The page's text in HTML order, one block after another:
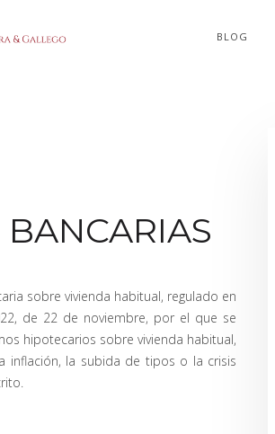
BLOG
sobre vivienda habitual, regulado en
de 22 de noviembre, por el que se
hipotecarios sobre vivienda habitual,
inflación, la subida de tipos o la crisis